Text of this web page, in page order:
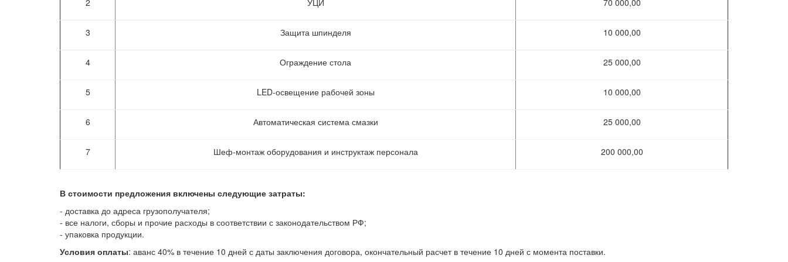
2 УЦИ 70 000,00
3 Защита шпинделя 10 000,00
4 Ограждение стола 25 000,00
5 LED-освещение рабочей зоны 10 000,00
6 Автоматическая система смазки 25 000,00
7 Шеф-монтаж оборудования и инструктаж персонала 200 000,00
В стоимости предложения включены следующие затраты:
- доставка до адреса грузополучателя;
- все налоги, сборы и прочие расходы в соответствии с законодательством РФ;
- упаковка продукции.
Условия оплаты: аванс 40% в течение 10 дней с даты заключения договора, окончательный расчет в течение 10 дней с момента поставки.